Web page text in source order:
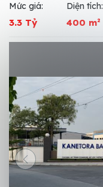
Mức giá:
3.3 Tỷ
Diện tích:
400 m²